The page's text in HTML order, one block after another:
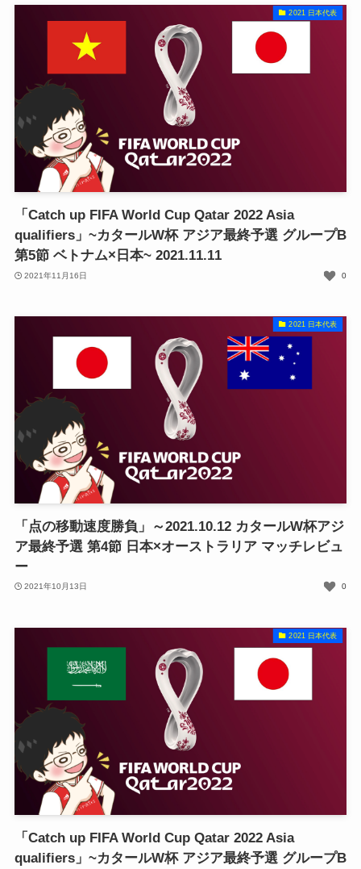
2021 日本代表
「Catch up FIFA World Cup Qatar 2022 Asia
qualifiers」~カタールW杯 アジア最終予選 グループB
第5節 ベトナム×日本~ 2021.11.11
2021年11月16日 0
2021 日本代表
「点の移動速度勝負」～2021.10.12 カタールW杯アジ
ア最終予選 第4節 日本×オーストラリア マッチレビュ
ー
2021年10月13日 0
2021 日本代表
「Catch up FIFA World Cup Qatar 2022 Asia
qualifiers」~カタールW杯 アジア最終予選 グループB